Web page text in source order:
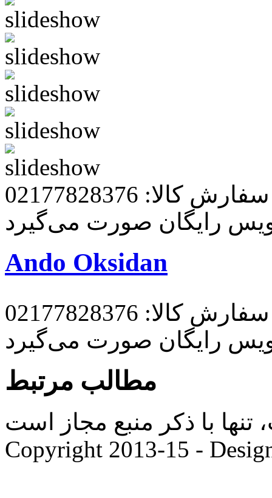
کالا: 02177828376
رایگان صورت می‌گیرد
Ando Oksidan
کالا: 02177828376
رایگان صورت می‌گیرد
مطالب مرتبط
با ذکر منبع مجاز است. |
Copyright 2013-15 -